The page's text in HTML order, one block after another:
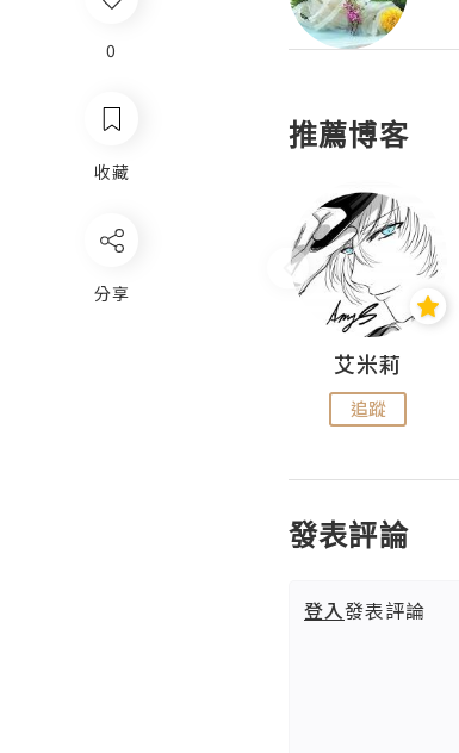
0
收藏
分享
推薦博客
艾米莉
追蹤
發表評論
登入發表評論